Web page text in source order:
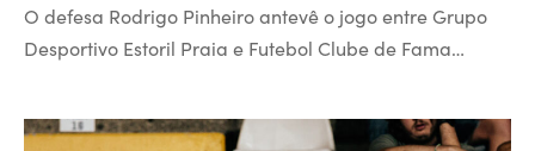
O defesa Rodrigo Pinheiro antevê o jogo entre Grupo
Desportivo Estoril Praia e Futebol Clube de Fama…